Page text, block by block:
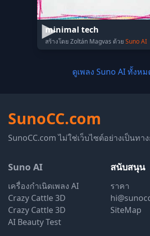
minimal tech
สร้างโดย Zoltán Magvas ด้วย Suno AI
ดูเพลง Suno AI ทั้งหม
SunoCC.com
SunoCC.com ไม่ใช่เว็บไซต์อย่างเป็นทา
Suno AI
เครื่องกำเนิดเพลง AI
Crazy Cattle 3D
Crazy Cattle 3D
AI Beauty Test
สนับสนุน
ราคา
SiteMap